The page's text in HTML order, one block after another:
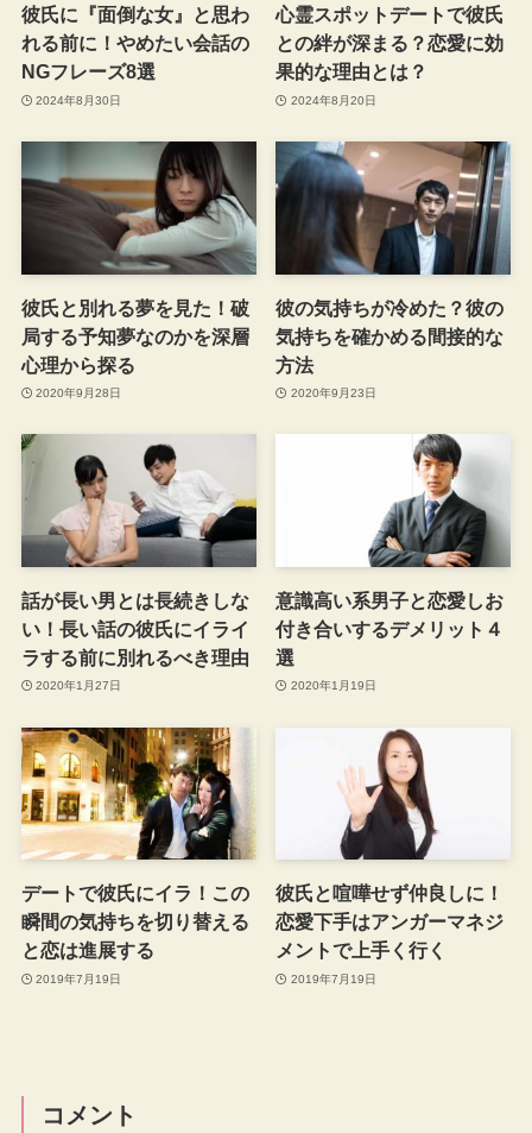
彼氏に『面倒な女』と思わ
れる前に！やめたい会話の
NGフレーズ8選
2024年8月30日
心霊スポットデートで彼氏
との絆が深まる？恋愛に効
果的な理由とは？
2024年8月20日
彼氏と別れる夢を見た！破
局する予知夢なのかを深層
心理から探る
2020年9月28日
彼の気持ちが冷めた？彼の
気持ちを確かめる間接的な
方法
2020年9月23日
話が長い男とは長続きしな
い！長い話の彼氏にイライ
ラする前に別れるべき理由
2020年1月27日
意識高い系男子と恋愛しお
付き合いするデメリット４
選
2020年1月19日
デートで彼氏にイラ！この
瞬間の気持ちを切り替える
と恋は進展する
2019年7月19日
彼氏と喧嘩せず仲良しに！
恋愛下手はアンガーマネジ
メントで上手く行く
2019年7月19日
コメント